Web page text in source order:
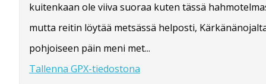
kuitenkaan ole viiva suoraa kuten tässä
mutta reitin löytää metsässä helposti,
pohjoiseen päin meni met...
Tallenna GPX-tiedostona